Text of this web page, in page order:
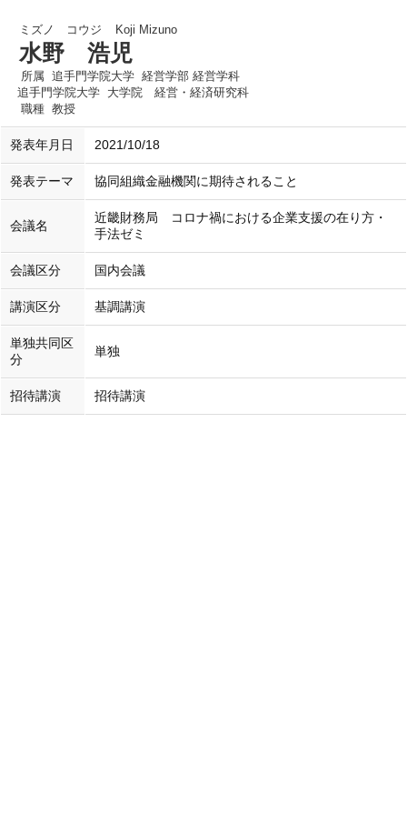
ミズノ コウジ Koji Mizuno
水野 浩児
所属 追手門学院大学 経営学部 経営学科
追手門学院大学 大学院 経営・経済研究科
職種 教授
発表年月日 2021/10/18
発表テーマ 協同組織金融機関に期待されること
会議名
近畿財務局 コロナ禍における企業支援の在り方・
手法ゼミ
会議区分 国内会議
講演区分 基調講演
単独共同区
分
単独
招待講演 招待講演